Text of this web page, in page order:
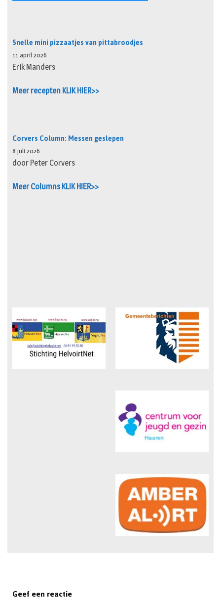
Snelle mini pizzaatjes van pittabroodjes
11 april 2026
Erik Manders
Meer recepten KLIK HIER>>
Corvers Column: Messen geslepen
8 juli 2026
door Peter Corvers
Meer Columns KLIK HIER>>
Geef een reactie